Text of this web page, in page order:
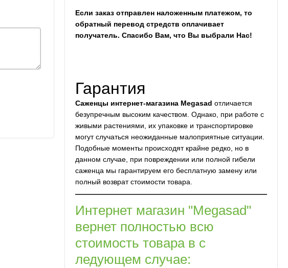
Если заказ отправлен наложенным платежом, то
обратный перевод стредств оплачивает
получатель. Спасибо Вам, что Вы выбрали Нас!
Гарантия
Саженцы интернет-магазина Megasad отличается
безупречным высоким качеством. Однако, при работе с
живыми растениями, их упаковке и транспортировке
могут случаться неожиданные малоприятные ситуации.
Подобные моменты происходят крайне редко, но в
данном случае, при повреждении или полной гибели
саженца мы гарантируем его бесплатную замену или
полный возврат стоимости товара.
Интернет магазин "Megasad"
вернет полностью всю
стоимость товара в с
ледующем случае: